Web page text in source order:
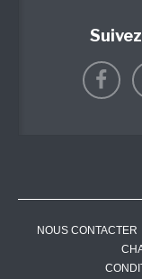
NOUS CONTACTER